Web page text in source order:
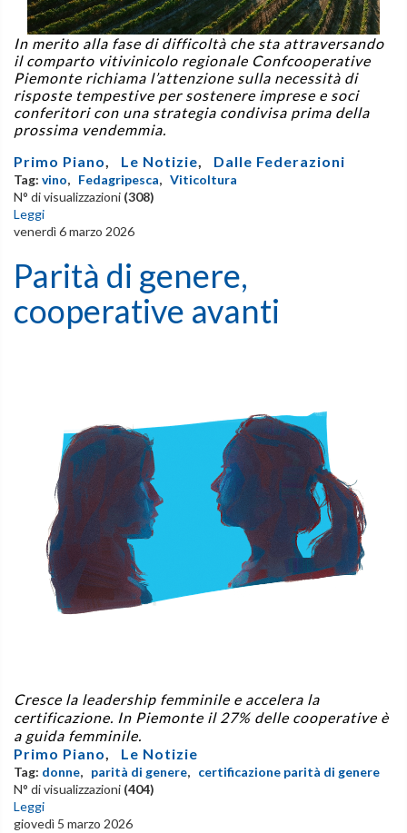
In merito alla fase di difficoltà che sta attraversando
il comparto vitivinicolo regionale Confcooperative
Piemonte richiama l’attenzione sulla necessità di
risposte tempestive per sostenere imprese e soci
conferitori con una strategia condivisa prima della
prossima vendemmia.
Primo Piano, Le Notizie, Dalle Federazioni
Tag: vino, Fedagripesca, Viticoltura
N° di visualizzazioni (308)
Leggi
venerdì 6 marzo 2026
Parità di genere,
cooperative avanti
Cresce la leadership femminile e accelera la
certificazione. In Piemonte il 27% delle cooperative è
a guida femminile.
Primo Piano, Le Notizie
Tag: donne, parità di genere, certificazione parità di genere
N° di visualizzazioni (404)
Leggi
giovedì 5 marzo 2026